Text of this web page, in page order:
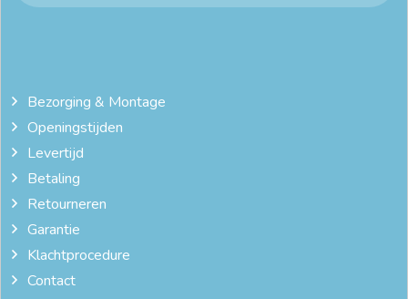
Bezorging & Montage
Openingstijden
Levertijd
Betaling
Retourneren
Garantie
Klachtprocedure
Contact